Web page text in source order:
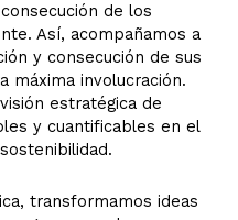
de los
Así, acompañamos a
y consecución de sus
máxima involucración.
estratégica de
y cuantificables en el
transformamos ideas